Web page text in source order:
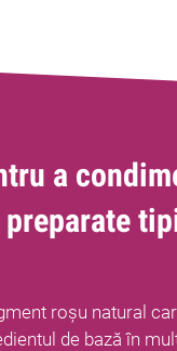
a
roșu natural
de bază în